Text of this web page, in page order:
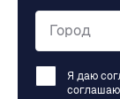
Город
Я даю